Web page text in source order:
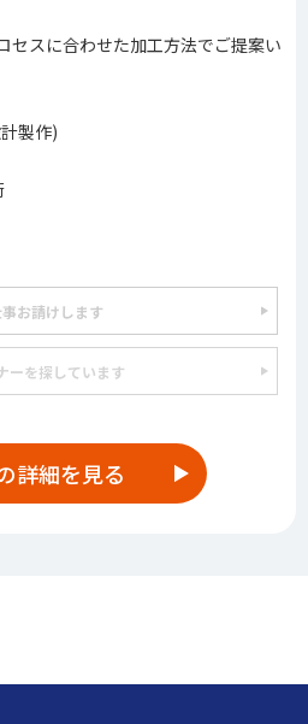
スに合わせた加工方法でご提案い
製作)
お請けします
ーを探しています
詳細を見る